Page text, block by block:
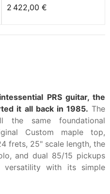
2 422,00 €
PRS guitar, the
it all back in 1985. The
the same foundational
Custom maple top,
frets, 25" scale length, the
and dual 85/15 pickups
with its simple